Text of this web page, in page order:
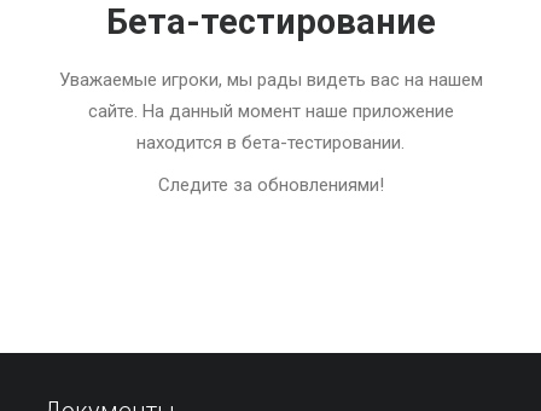
Бета-тестирование
Уважаемые игроки, мы рады видеть вас на нашем
сайте. На данный момент наше приложение
находится в бета-тестировании.
Следите за обновлениями!